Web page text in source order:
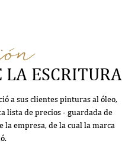
ESCRITURA
a sus clientes pinturas al óleo,
lista de precios - guardada de
la empresa, de la cual la marca